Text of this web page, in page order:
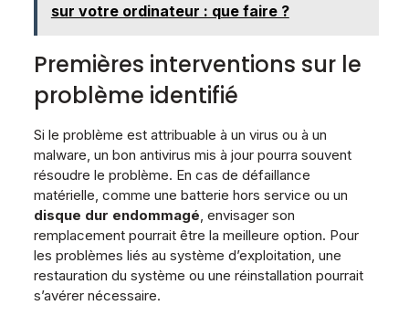
sur votre ordinateur : que faire ?
Premières interventions sur le
problème identifié
Si le problème est attribuable à un virus ou à un
malware, un bon antivirus mis à jour pourra souvent
résoudre le problème. En cas de défaillance
matérielle, comme une batterie hors service ou un
disque dur endommagé , envisager son
remplacement pourrait être la meilleure option. Pour
les problèmes liés au système d’exploitation, une
restauration du système ou une réinstallation pourrait
s’avérer nécessaire.